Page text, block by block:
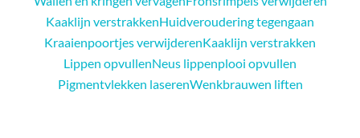
Kaaklijn verstrakkenHuidveroudering tegengaan
Kraaienpoortjes verwijderenKaaklijn verstrakken
Lippen opvullenNeus lippenplooi opvullen
Pigmentvlekken laserenWenkbrauwen liften